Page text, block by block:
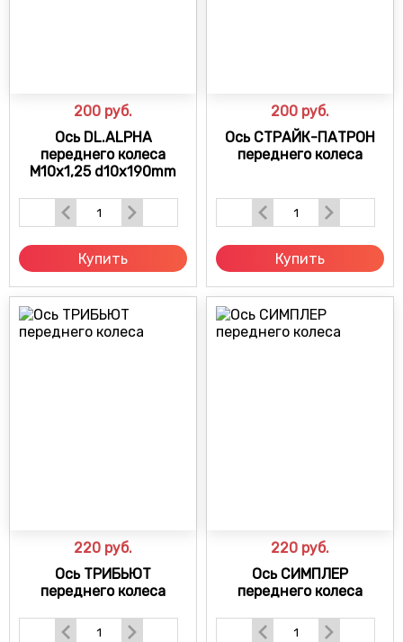
200 руб.
Ось DL.ALPHA
переднего колеса
M10x1,25 d10x190mm
Купить
200 руб.
Ось СТРАЙК-ПАТРОН
переднего колеса
Купить
220 руб.
Ось ТРИБЬЮТ
переднего колеса
220 руб.
Ось СИМПЛЕР
переднего колеса